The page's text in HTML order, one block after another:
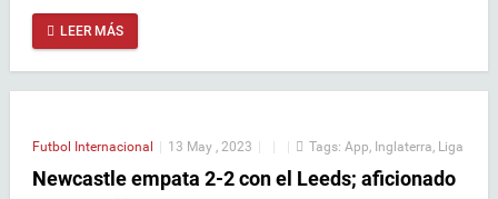
LEER MÁS
Futbol Internacional 13 May , 2023 Tags: App, Inglaterra, Liga
Newcastle empata 2-2 con el Leeds; aficionado